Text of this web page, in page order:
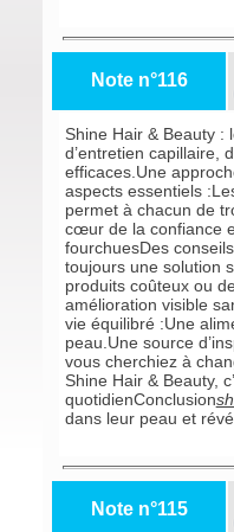
Note n°116
Shine Hair & Beauty :
d’entretien capillaire,
efficaces.Une
aspects essentiels
permet à chacun de
cœur de la confiance
fourchuesDes
toujours une solution
produits coûteux ou
amélioration visible
vie équilibré :Une
peau.Une source
vous cherchiez à
Shine Hair & Beauty,
quotidienConclusion
dans leur peau et
Note n°115